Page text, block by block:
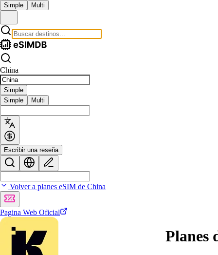
Simple Multi
China
Simple
Simple
Multi
Escribir una reseña
Volver a planes eSIM de China
Pagina Web Oficial
Planes